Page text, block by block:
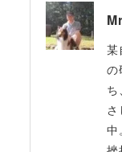
某
の
中